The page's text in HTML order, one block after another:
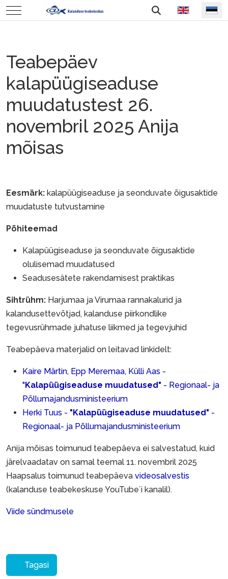
Mobile Menu Toggle Vali keel
Teabepäev
kalapüügiseaduse
muudatustest 26.
novembril 2025 Anija
mõisas
Eesmärk: kalapüügiseaduse ja seonduvate õigusaktide
muudatuste tutvustamine
Põhiteemad
Kalapüügiseaduse ja seonduvate õigusaktide
olulisemad muudatused
Seadusesätete rakendamisest praktikas
Sihtrühm: Harjumaa ja Virumaa rannakalurid ja
kalandusettevõtjad, kalanduse piirkondlike
tegevusrühmade juhatuse liikmed ja tegevjuhid
Teabepäeva materjalid on leitavad linkidelt:
Kaire Märtin, Epp Meremaa, Külli Aas -
"Kalapüügiseaduse muudatused" - Regionaal- ja
Põllumajandusministeerium
Herki Tuus - "Kalapüügiseaduse muudatused" -
Regionaal- ja Põllumajandusministeerium
Anija mõisas toimunud teabepäeva ei salvestatud, kuid
järelvaadatav on samal teemal 11. novembril 2025
Haapsalus toimunud teabepäeva videosalvestis
(kalanduse teabekeskuse YouTube´i kanalil).
Viide sündmusele
Tagasi